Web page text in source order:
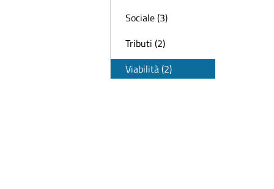
Sociale (3)
Tributi (2)
Viabilità (2)